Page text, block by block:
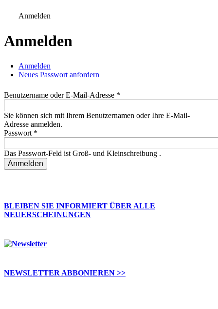
Anmelden
Anmelden
Haupt-Reiter
Anmelden
Neues Passwort anfordern
Benutzername oder E-Mail-Adresse *
Sie können sich mit Ihrem Benutzernamen oder Ihre E-Mail-
Adresse anmelden.
Passwort *
Das Passwort-Feld ist Groß- und Kleinschreibung .
BLEIBEN SIE INFORMIERT ÜBER ALLE
NEUERSCHEINUNGEN
NEWSLETTER ABBONIEREN >>